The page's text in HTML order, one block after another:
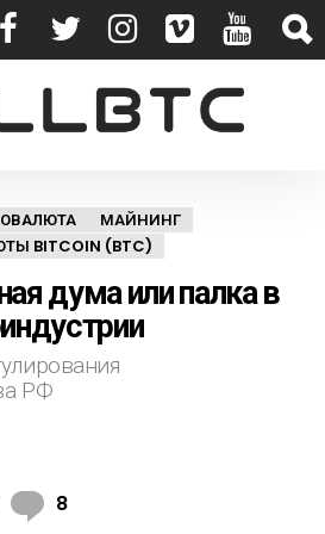
МАЙНИНГ
BITCOIN (BTC)
дума или палка в
РФ
8